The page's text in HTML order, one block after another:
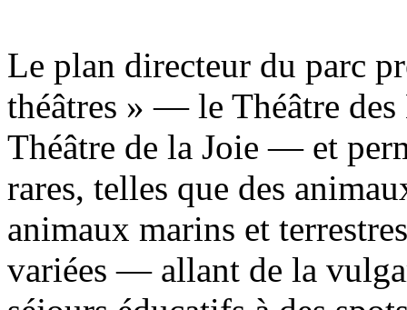
Le plan directeur du parc
théâtres » — le Théâtre
Théâtre de la Joie — et
rares, telles que des
animaux marins et
variées — allant de la